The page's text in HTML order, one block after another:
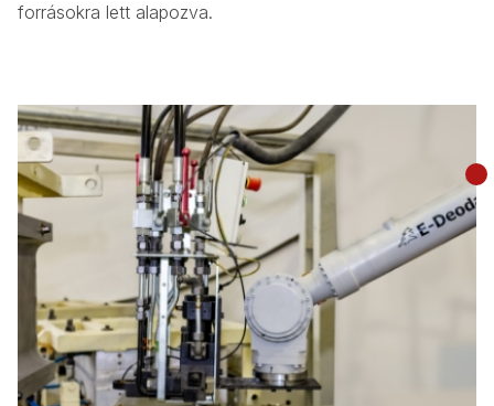
forrásokra lett alapozva.